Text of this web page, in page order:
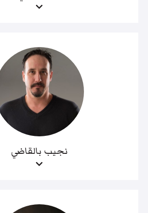
نجيب بالقاضي